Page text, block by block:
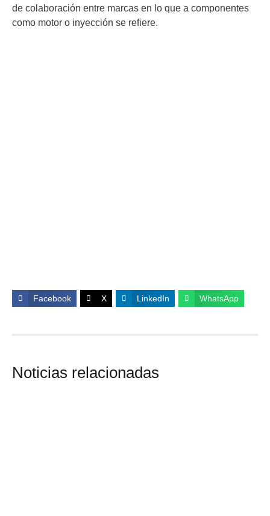
de colaboración entre marcas en lo que a componentes
como motor o inyección se refiere.
Facebook X LinkedIn WhatsApp
Noticias relacionadas